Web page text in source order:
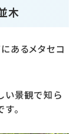
木
あるメタセコ
い景観で知ら
。